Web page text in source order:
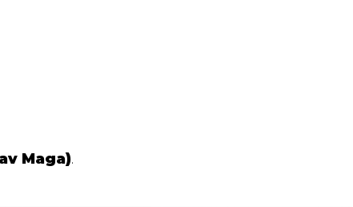
Maga).